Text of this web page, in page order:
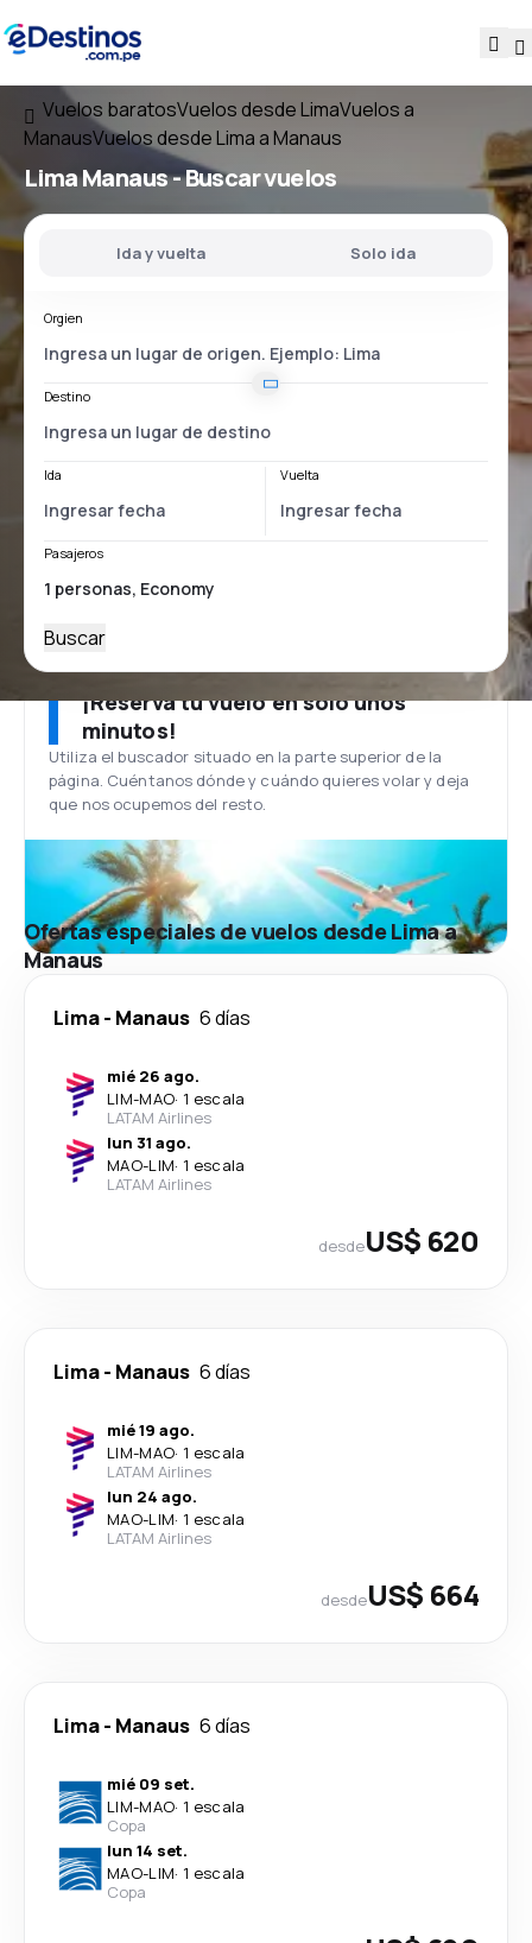
Vuelos baratosVuelos desde LimaVuelos a
ManausVuelos desde Lima a Manaus
Lima Manaus- Buscar vuelos
Ida y vuelta Solo ida
Orgien
Destino
Ida Vuelta
Pasajeros
Buscar
¡Reserva tu vuelo en solo unos
minutos!
Utiliza el buscador situado en la parte superior de la
página. Cuéntanos dónde y cuándo quieres volar y deja
que nos ocupemos del resto.
Ofertas especiales de vuelos desde Lima a
Manaus
Lima- Manaus 6 días
mié 26 ago.
LIM-MAO· 1 escala
LATAM Airlines
lun 31 ago.
MAO-LIM· 1 escala
LATAM Airlines
desdeUS$ 620
Lima- Manaus 6 días
mié 19 ago.
LIM-MAO· 1 escala
LATAM Airlines
lun 24 ago.
MAO-LIM· 1 escala
LATAM Airlines
desdeUS$ 664
Lima- Manaus 6 días
mié 09 set.
LIM-MAO· 1 escala
Copa
lun 14 set.
MAO-LIM· 1 escala
Copa